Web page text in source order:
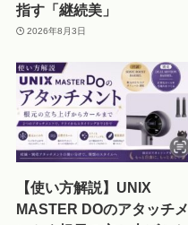
指す「継続美」
2026年8月3日
【使い方解説】UNIX
MASTER DOのアタッチメ